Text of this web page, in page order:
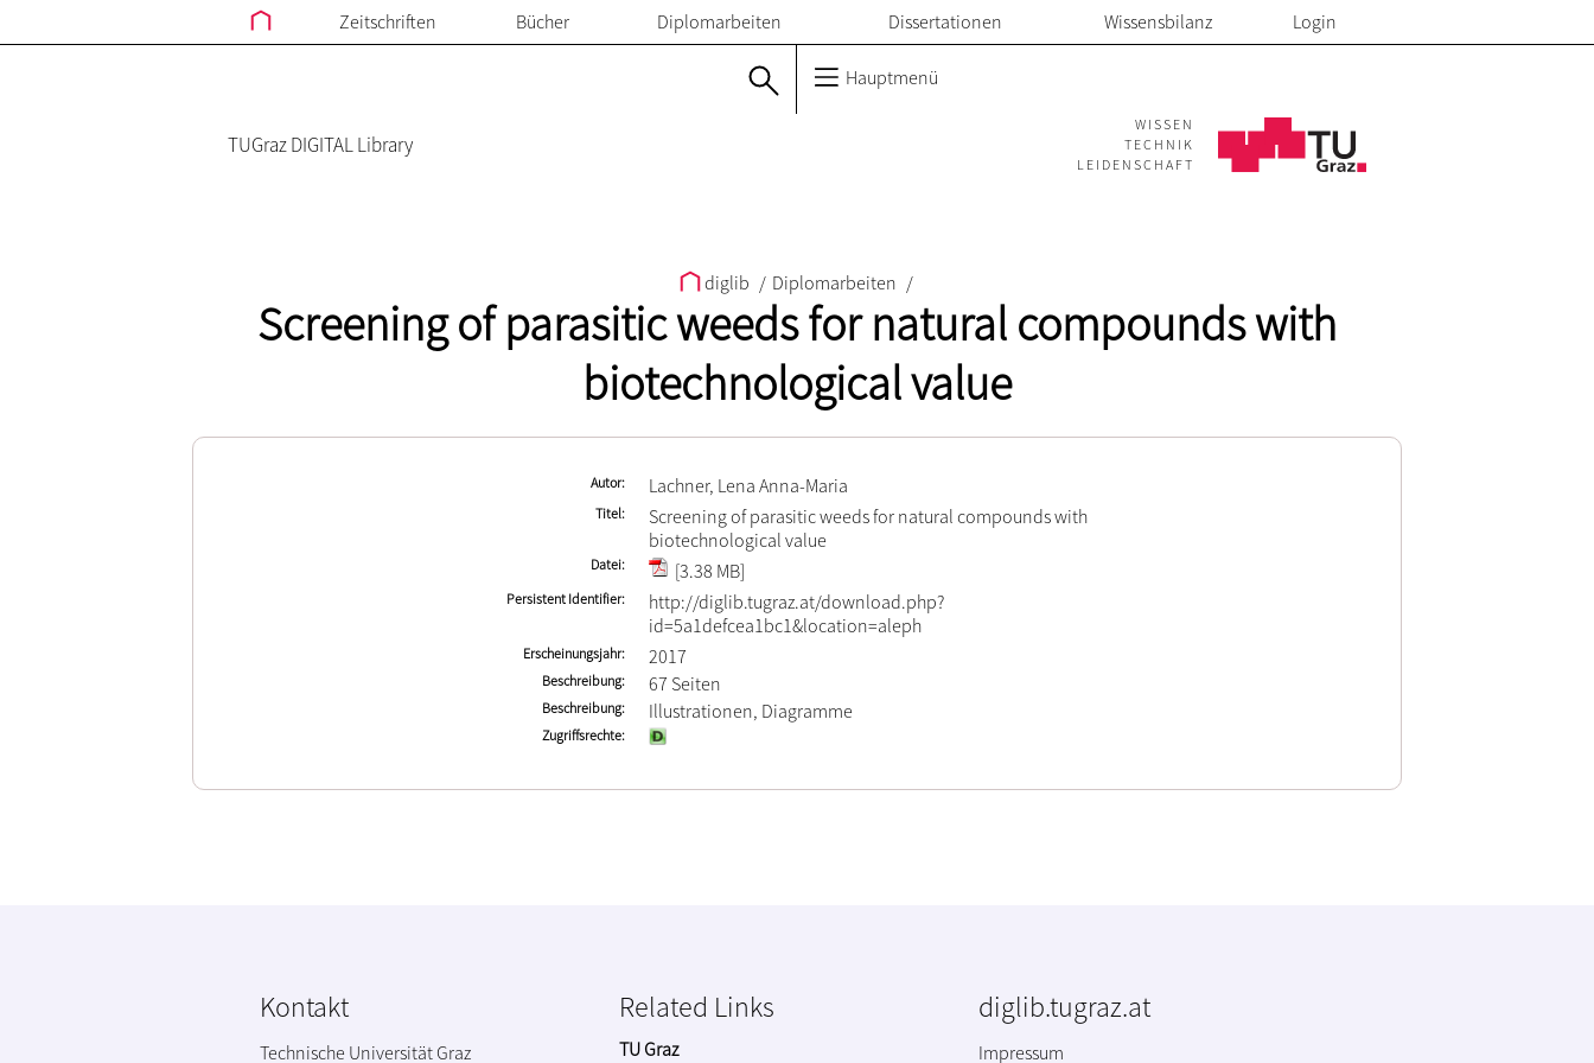
Zeitschriften Bücher Diplomarbeiten Dissertationen Wissensbilanz Login
Hauptmenü
TUGraz DIGITAL Library
WISSEN
TECHNIK
LEIDENSCHAFT
diglib / Diplomarbeiten /
Screening of parasitic weeds for natural compounds with
biotechnological value
Autor Lachner, Lena Anna-Maria
Titel
Screening of parasitic weeds for natural compounds with
biotechnological value
Datei [3.38 MB]
Persistent Identifier
http://diglib.tugraz.at/download.php?
id=5a1defcea1bc1&location=aleph
Erscheinungsjahr 2017
Beschreibung 67 Seiten
Beschreibung Illustrationen, Diagramme
Zugriffsrechte
Kontakt
Technische Universität Graz
Related Links
TU Graz
diglib.tugraz.at
Impressum